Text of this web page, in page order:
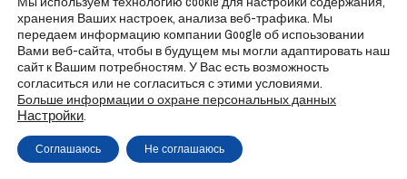
хранения Ваших настроек, анализа веб-трафика. Мы
передаем информацию компании Google об испоьзовании
Вами веб-сайта, чтобы в будущем мы могли адаптировать наш
сайт к Вашим потребностям. У Вас есть возможность
согласиться или не согласиться с этими условиями.
Больше информации о охране персональных данных
Настройки.
Соглашаюсь Не соглашаюсь